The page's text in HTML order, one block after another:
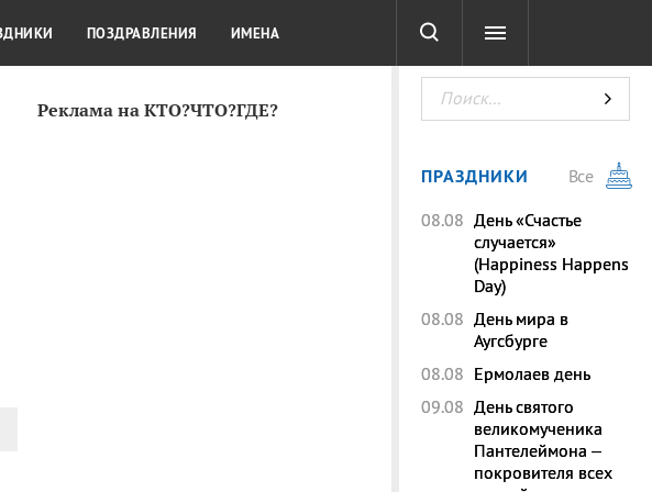
Реклама на КТО?ЧТО?ГДЕ?
КРАСОТА ТЕСТЫ
ПОЗДРАВЛЕНИЯ ИМЕНА
ПРАЗДНИКИ
Все
08.08 День «Счастье
случается»
(Happiness Happens
Day)
08.08 День мира в
Аугсбурге
08.08 Ермолаев день
09.08 День святого
великомученика
Пантелеймона –
покровителя всех